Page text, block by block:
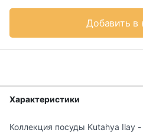
Добавить в
Характеристики
Коллекция посуды Kutahya Ilay